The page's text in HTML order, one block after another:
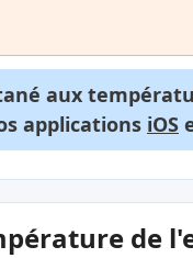
aux
applications iOS
de